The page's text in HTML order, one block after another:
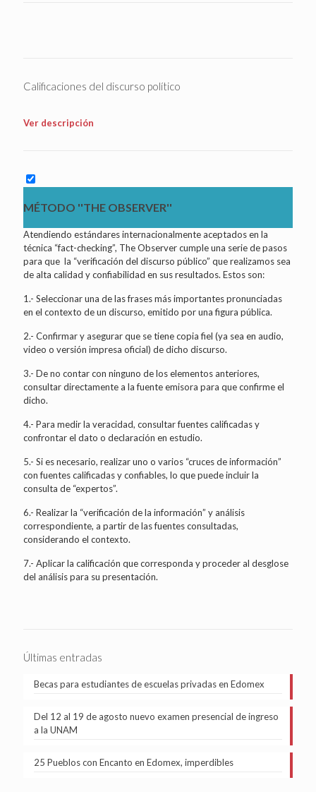
Calificaciones del discurso político
Ver descripción
MÉTODO ''THE OBSERVER''
Atendiendo estándares internacionalmente aceptados en la
técnica “fact-checking”, The Observer cumple una serie de pasos
para que la “verificación del discurso público” que realizamos sea
de alta calidad y confiabilidad en sus resultados. Estos son:
1.- Seleccionar una de las frases más importantes pronunciadas
en el contexto de un discurso, emitido por una figura pública.
2.- Confirmar y asegurar que se tiene copia fiel (ya sea en audio,
video o versión impresa oficial) de dicho discurso.
3.- De no contar con ninguno de los elementos anteriores,
consultar directamente a la fuente emisora para que confirme el
dicho.
4.- Para medir la veracidad, consultar fuentes calificadas y
confrontar el dato o declaración en estudio.
5.- Si es necesario, realizar uno o varios “cruces de información”
con fuentes calificadas y confiables, lo que puede incluir la
consulta de “expertos”.
6.- Realizar la “verificación de la información” y análisis
correspondiente, a partir de las fuentes consultadas,
considerando el contexto.
7.- Aplicar la calificación que corresponda y proceder al desglose
del análisis para su presentación.
Últimas entradas
Becas para estudiantes de escuelas privadas en Edomex
Del 12 al 19 de agosto nuevo examen presencial de ingreso
a la UNAM
25 Pueblos con Encanto en Edomex, imperdibles